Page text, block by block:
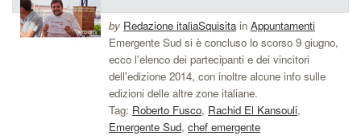
by Redazione italiaSquisitain Appuntamenti
Emergente Sud si è concluso lo scorso 9 giugno,
ecco l'elenco dei partecipanti e dei vincitori
dell'edizione 2014, con inoltre alcune info sulle
edizioni delle altre zone italiane.
Tag: Roberto Fusco, Rachid El Kansouli,
Emergente Sud, chef emergente